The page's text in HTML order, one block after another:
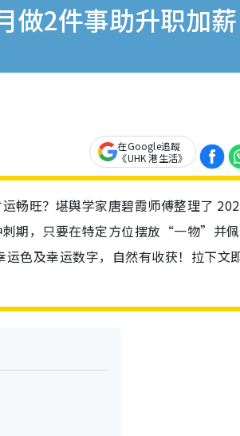
做2件事助升职加
在Google追蹤
《UHK 港生活》
畅旺？堪舆学家唐碧霞师傅整理了
期，只要在特定方位摆放“一物”并
色及幸运数字，自然有收获！拉下文